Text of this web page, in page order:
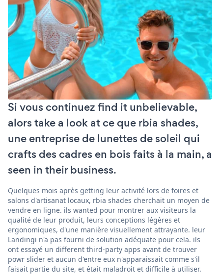
Si vous continuez find it unbelievable,
alors take a look at ce que rbia shades,
une entreprise de lunettes de soleil qui
crafts des cadres en bois faits à la main, a
seen in their business.
Quelques mois après getting leur activité lors de foires et
salons d'artisanat locaux, rbia shades cherchait un moyen de
vendre en ligne. ils wanted pour montrer aux visiteurs la
qualité de leur produit, leurs conceptions légères et
ergonomiques, d'une manière visuellement attrayante. leur
Landingi n'a pas fourni de solution adéquate pour cela. ils
ont essayé un different third-party apps avant de trouver
powr slider et aucun d'entre eux n'apparaissait comme s'il
faisait partie du site, et était maladroit et difficile à utiliser.